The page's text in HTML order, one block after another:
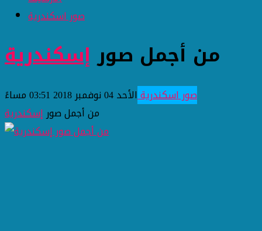
صور اسكندرية
من أجمل صورإسكندرية
صور اسكندريةالأحد 04 نوفمبر 2018 03:51 مساءً
من أجمل صور إسكندرية